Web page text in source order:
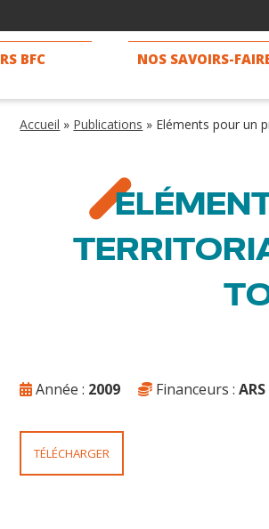
BFC NOS SAVOIRS-
Accueil » Publications » Eléments pour un
Année : 2009 Financeurs :ARS
TÉLÉCHARGER